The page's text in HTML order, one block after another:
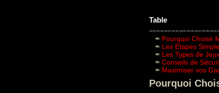
Table
Pourquoi Choisir
Les Étapes
Les Types de
Conseils de
Maximiser vos
Pourquoi